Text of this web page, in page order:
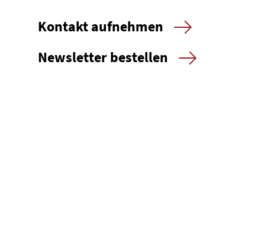
Kontakt aufnehmen
Newsletter bestellen